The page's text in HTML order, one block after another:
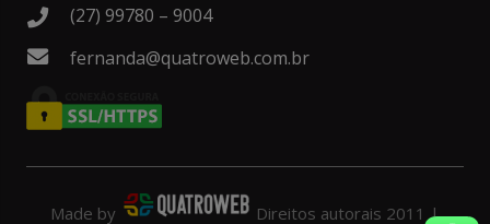
(27) 99780 – 9004
fernanda@quatroweb.com.br
Made by Direitos autorais 2011 |